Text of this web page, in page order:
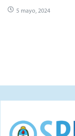
5 mayo, 2024